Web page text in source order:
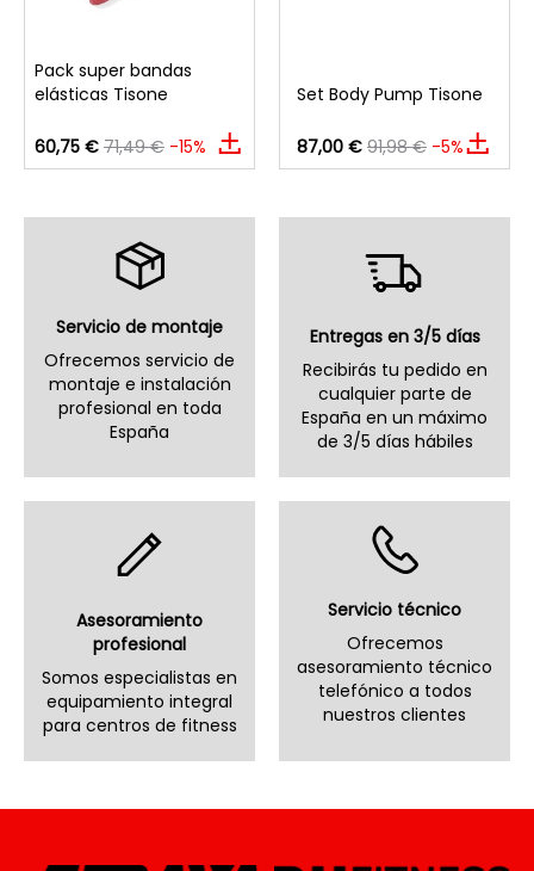
Pack super bandas
elásticas Tisone
60,75 € 71,49 € -15%
Set Body Pump Tisone
87,00 € 91,98 € -5%
Servicio de montaje
Ofrecemos servicio de
montaje e instalación
profesional en toda
España
Entregas en 3/5 días
Recibirás tu pedido en
cualquier parte de
España en un máximo
de 3/5 días hábiles
Asesoramiento
profesional
Somos especialistas en
equipamiento integral
para centros de fitness
Servicio técnico
Ofrecemos
asesoramiento técnico
telefónico a todos
nuestros clientes